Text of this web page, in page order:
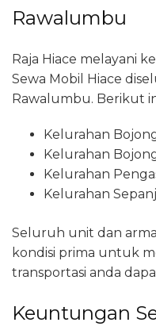
Rawalumbu
Raja Hiace melayani
Sewa Mobil Hiace
Rawalumbu. Berikut
Kelurahan
Kelurahan
Kelurahan
Kelurahan
Seluruh unit dan
kondisi prima untuk
transportasi anda
Keuntungan